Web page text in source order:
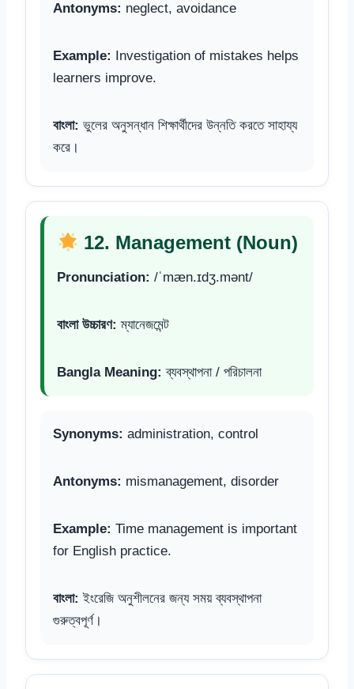
Antonyms: neglect, avoidance
Example:
Investigation of mistakes helps
learners improve.
বাংলা: ভুলের অনুসন্ধান শিক্ষার্থীদের উন্নতি করতে সাহায্য
করে।
12. Management (Noun)
Pronunciation: /ˈmæn.ɪdʒ.mənt/
বাংলা উচ্চারণ: ম্যানেজমেন্ট
Bangla Meaning: ব্যবস্থাপনা / পরিচালনা
Synonyms: administration, control
Antonyms: mismanagement, disorder
Example: Time management is important
for English practice.
বাংলা: ইংরেজি অনুশীলনের জন্য সময় ব্যবস্থাপনা
গুরুত্বপূর্ণ।